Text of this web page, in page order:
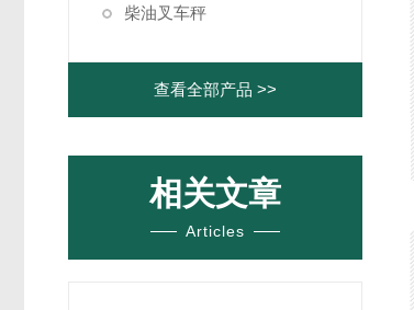
柴油叉车秤
查看全部产品 >>
相关文章
Articles